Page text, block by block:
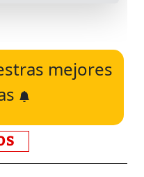
mejores